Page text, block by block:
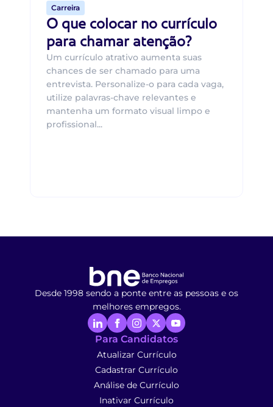
Carreira
O que colocar no currículo
para chamar atenção?
Um currículo atrativo aumenta suas
chances de ser chamado para uma
entrevista. Personalize-o para cada vaga,
utilize palavras-chave relevantes e
mantenha um formato visual limpo e
profissional...
Desde 1998 sendo a ponte entre as pessoas e os
melhores empregos.
Para Candidatos
Atualizar Currículo
Cadastrar Currículo
Análise de Currículo
Inativar Currículo